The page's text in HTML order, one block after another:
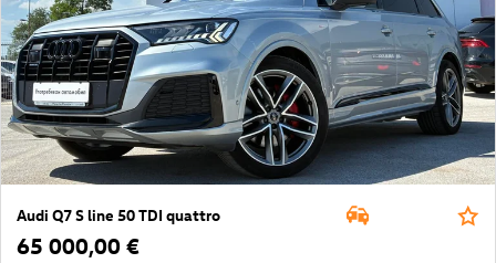
Audi Q7 S line 50 TDI quattro
65 000,00 €